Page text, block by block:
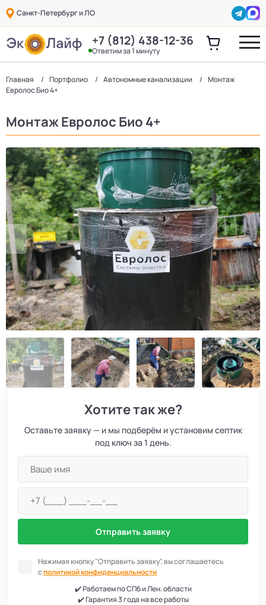
Санкт-Петербург и ЛО
+7 (812) 438-12-36
Ответим за 1 минуту
Главная Портфолио Автономные канализации
Монтаж
Евролос Био 4+
Монтаж Евролос Био 4+
Хотите так же?
Оставьте заявку — и мы подберём и установим септик
под ключ за 1 день.
Отправить заявку
Нажимая кнопку "Отправить заявку", вы соглашаетесь
сполитикой конфиденциальности
✔️ Работаем по СПб и Лен. области
✔️ Гарантия 3 года на все работы